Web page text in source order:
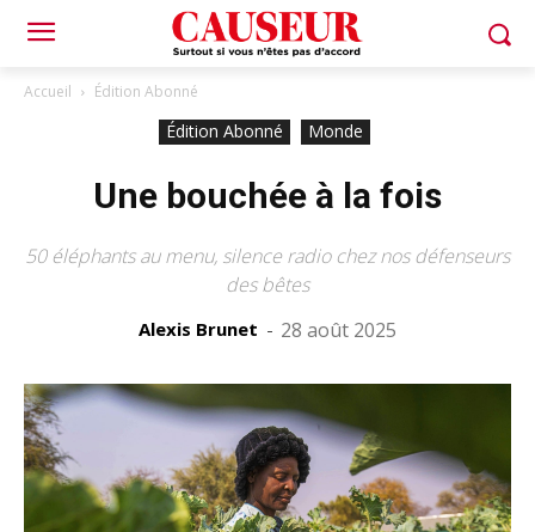
Accueil Édition Abonné
Édition Abonné Monde
Une bouchée à la fois
50 éléphants au menu, silence radio chez nos défenseurs
des bêtes
Alexis Brunet - 28 août 2025